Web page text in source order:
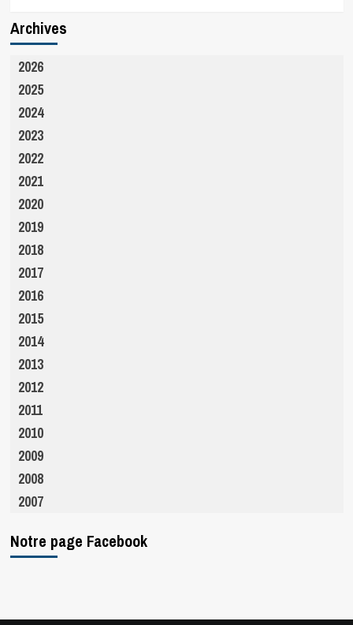
Archives
2026
2025
2024
2023
2022
2021
2020
2019
2018
2017
2016
2015
2014
2013
2012
2011
2010
2009
2008
2007
Notre page Facebook